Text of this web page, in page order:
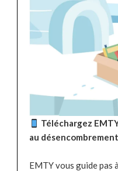
Téléchargez
au
EMTY vous guide pas